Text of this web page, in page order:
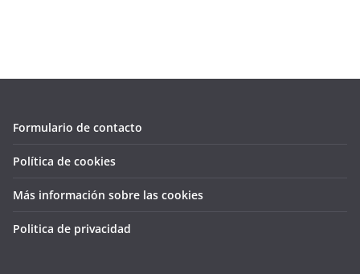
Formulario de contacto
Política de cookies
Más información sobre las cookies
Politica de privacidad